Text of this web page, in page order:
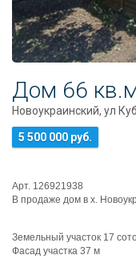
Дом 66
Новоукраинский, ул
5 500 000 руб.
Арт. 126921938
В продаже дом в х.
Земельный участок 17
Фасад участка 37 м